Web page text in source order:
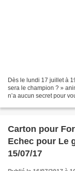
Dès le lundi 17 juillet à
sera le champion ? »
n’a aucun secret pour
Carton pour
Echec pour Le
15/07/17